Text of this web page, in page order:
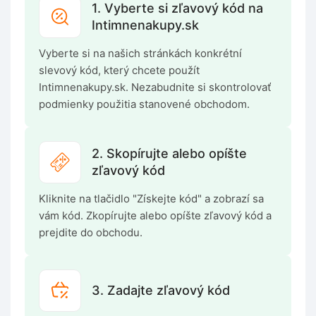
1. Vyberte si zľavový kód na
Intimnenakupy.sk
Vyberte si na našich stránkách konkrétní
slevový kód, který chcete použít
Intimnenakupy.sk. Nezabudnite si skontrolovať
podmienky použitia stanovené obchodom.
2. Skopírujte alebo opíšte
zľavový kód
Kliknite na tlačidlo "Získejte kód" a zobrazí sa
vám kód. Zkopírujte alebo opíšte zľavový kód a
prejdite do obchodu.
3. Zadajte zľavový kód